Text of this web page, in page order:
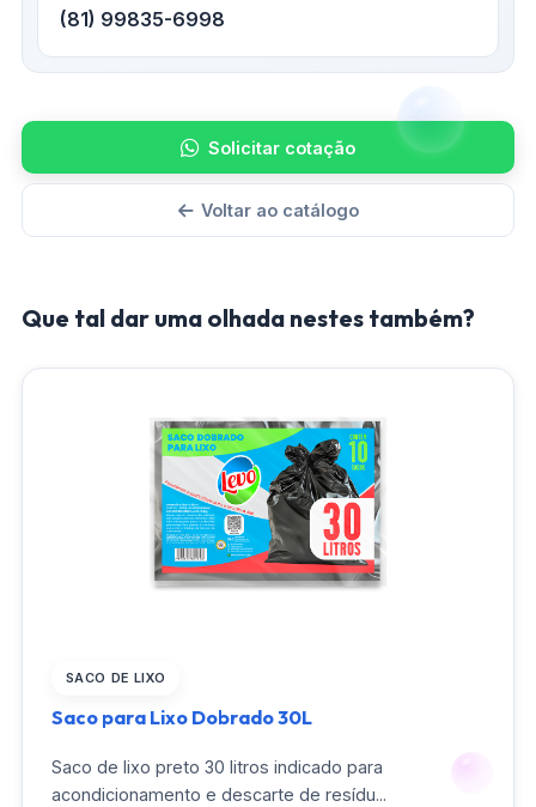
(81) 99835-6998
Solicitar cotação
Voltar ao catálogo
Que tal dar uma olhada nestes também?
SACO DE LIXO
Saco para Lixo Dobrado 30L
Saco de lixo preto 30 litros indicado para
acondicionamento e descarte de resídu...